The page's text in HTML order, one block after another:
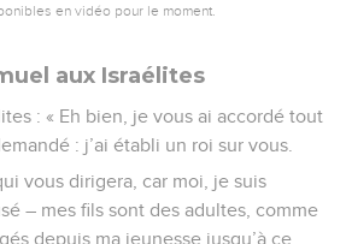
en vidéo pour le moment.
aux Israélites
: « Eh bien, je vous ai accordé tout
: j’ai établi un roi sur vous.
vous dirigera, car moi, je suis
– mes fils sont des adultes, comme
depuis ma jeunesse jusqu’à ce